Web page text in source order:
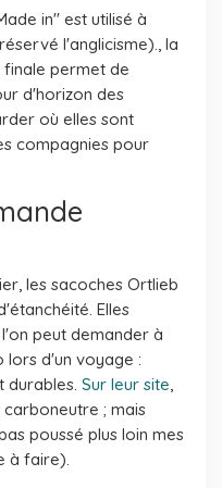
in" est utilisé à
l'anglicisme)., la
permet de
d'horizon des
où elles sont
compagnies pour
les sacoches Ortlieb
Elles
peut demander à
lors d'un voyage :
durables. Sur leur site,
; mais
poussé plus loin mes
à faire).